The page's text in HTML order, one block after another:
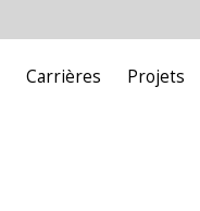
Carrières Projets